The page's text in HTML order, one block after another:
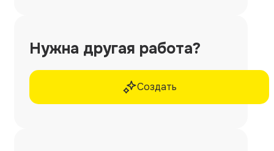
Нужна другая работа?
Создать